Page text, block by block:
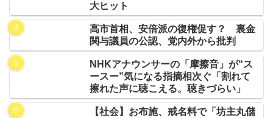
大ヒット
高市首相、安倍派の復権促す？ 裏金
関与議員の公認、党内外から批判
NHKアナウンサーの「摩擦音」が“ス
ースー”気になる指摘相次ぐ「割れて
擦れた声に聴こえる。聴きづらい」
【社会】お布施、戒名料で「坊主丸儲